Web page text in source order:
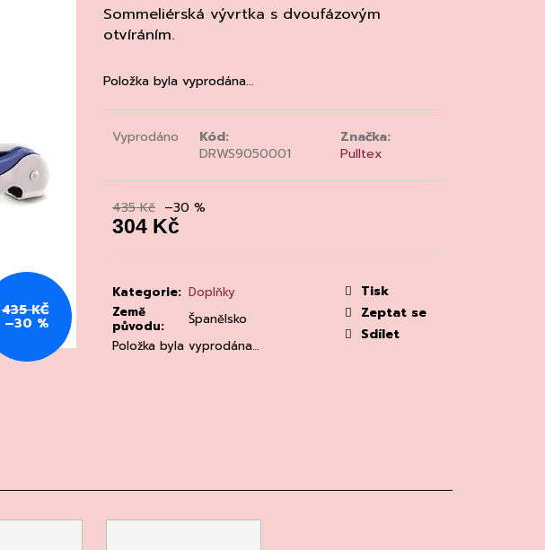
Sommeliérská vývrtka s dvoufázovým
otvíráním.
Položka byla vyprodána…
Vyprodáno
Kód:
DRWS9050001
Značka:
Pulltex
435 Kč –30 %
304 Kč
cena:
Kategorie: Doplňky
Země
původu:
Španělsko
Položka byla vyprodána…
Tisk
Zeptat se
Sdílet
435 KČ
–30 %
DEGUSTACE DOMAINE 'ALZIPRATU
22.7.2026
1 500 Kč